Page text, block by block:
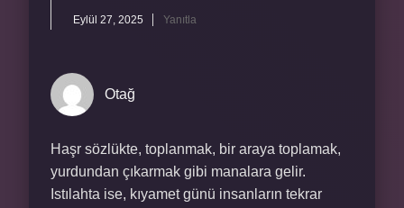
Eylül 27, 2025 Yanıtla
Otağ
Haşr sözlükte, toplanmak, bir araya toplamak,
yurdundan çıkarmak gibi manalara gelir.
Istılahta ise, kıyamet günü insanların tekrar